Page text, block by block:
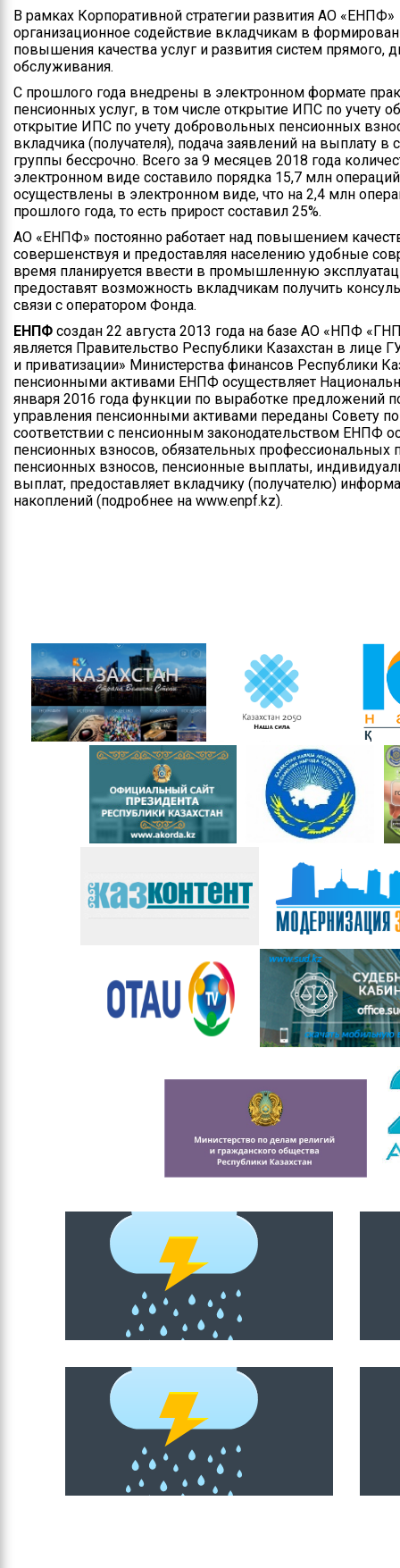
Руководство
Положение
Информация по
поступлению на
государственную
службу
В рамках Корпоративной стратегии развития АО
организационное содействие вкладчикам в
повышения качества услуг и развития систем прямого,
обслуживания.
С прошлого года внедрены в электронном формате
пенсионных услуг, в том числе открытие ИПС по учету
открытие ИПС по учету добровольных пенсионных
вкладчика (получателя), подача заявлений на выплату
группы бессрочно. Всего за 9 месяцев 2018 года
электронном виде составило порядка 15,7 млн
осуществлены в электронном виде, что на 2,4 млн
прошлого года, то есть прирост составил 25%.
АО «ЕНПФ» постоянно работает над повышением
совершенствуя и предоставляя населению удобные
время планируется ввести в промышленную
предоставят возможность вкладчикам получить
связи с оператором Фонда.
ЕНПФ создан 22 августа 2013 года на базе АО «НПФ
является Правительство Республики Казахстан в лице
и приватизации» Министерства финансов Республики
пенсионными активами ЕНПФ осуществляет
января 2016 года функции по выработке
управления пенсионными активами переданы Совету
соответствии с пенсионным законодательством ЕНПФ
пенсионных взносов, обязательных
пенсионных взносов, пенсионные выплаты,
выплат, предоставляет вкладчику (получателю)
накоплений (подробнее на www.enpf.kz).